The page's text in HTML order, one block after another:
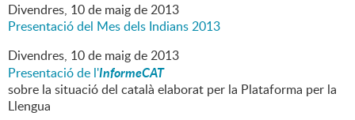
Divendres, 10de maigde2013
Presentació del Mes dels Indians 2013
Divendres, 10de maigde2013
Presentació de l'InformeCAT
sobre la situació del català elaborat per la Plataforma per la
Llengua